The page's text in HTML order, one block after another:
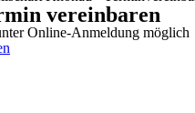
vereinbaren
Online-Anmeldung möglich